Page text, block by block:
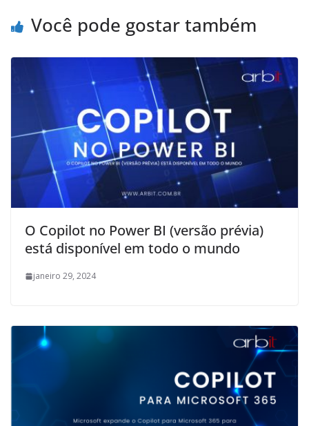
Você pode gostar também
O Copilot no Power BI (versão prévia)
está disponível em todo o mundo
janeiro 29, 2024